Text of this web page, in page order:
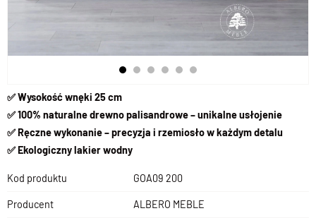
✅ Wysokość wnęki 25 cm
✅ 100% naturalne drewno palisandrowe – unikalne usłojenie
✅ Ręczne wykonanie – precyzja i rzemiosło w każdym detalu
✅ Ekologiczny lakier wodny
Kod produktu GOA09 200
Producent ALBERO MEBLE